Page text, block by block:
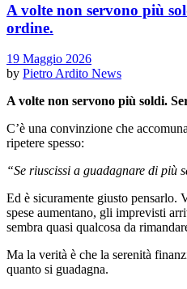
A volte non servono più
ordine.
19 Maggio 2026
by Pietro Ardito News
A volte non servono più soldi.
C’è una convinzione che
ripetere spesso:
“Se riuscissi a guadagnare di più
Ed è sicuramente giusto
spese aumentano, gli imprevisti
sembra quasi qualcosa da
Ma la verità è che la serenità
quanto si guadagna.